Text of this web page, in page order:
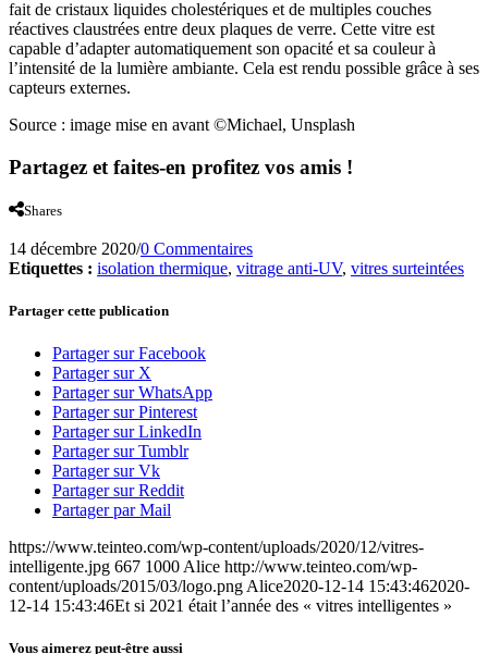
fait de cristaux liquides cholestériques et de multiples couches
réactives claustrées entre deux plaques de verre. Cette vitre est
capable d’adapter automatiquement son opacité et sa couleur à
l’intensité de la lumière ambiante. Cela est rendu possible grâce à ses
capteurs externes.
Source : image mise en avant ©Michael, Unsplash
Partagez et faites-en profitez vos amis !
Shares
14 décembre 2020/0 Commentaires
Etiquettes : isolation thermique, vitrage anti-UV, vitres surteintées
Partager cette publication
Partager sur Facebook
Partager sur X
Partager sur WhatsApp
Partager sur Pinterest
Partager sur LinkedIn
Partager sur Tumblr
Partager sur Vk
Partager sur Reddit
Partager par Mail
https://www.teinteo.com/wp-content/uploads/2020/12/vitres-
intelligente.jpg 667 1000 Alice http://www.teinteo.com/wp-
content/uploads/2015/03/logo.png Alice2020-12-14 15:43:462020-
12-14 15:43:46Et si 2021 était l’année des « vitres intelligentes »
Vous aimerez peut-être aussi